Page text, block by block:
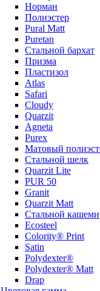
Норман
Полиэстер
Pural Matt
Puretan
Стальной бархат
Призма
Пластизол
Atlas
Safari
Cloudy
Quarzit
Agneta
Purex
Матовый
Стальной шелк
Quarzit Lite
PUR 50
Granit
Quarzit Matt
Стальной
Ecosteel
Colority® Print
Satin
Polydexter®
Polydexter® Matt
Drap